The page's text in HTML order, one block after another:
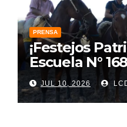
PRENSA
¡Festejos
Escuela N°
JUL 10, 2026